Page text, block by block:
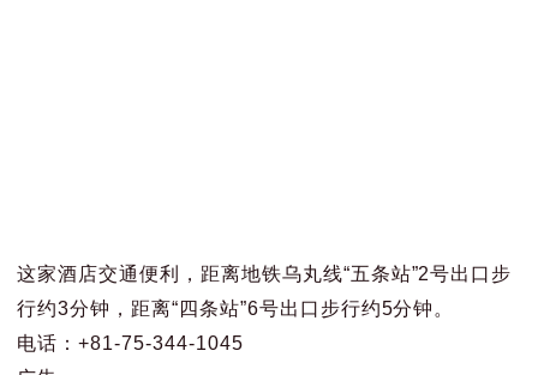
这家酒店交通便利，距离地铁乌丸线“五条站”2号出口步
行约3分钟，距离“四条站”6号出口步行约5分钟。
电话：+81-75-344-1045